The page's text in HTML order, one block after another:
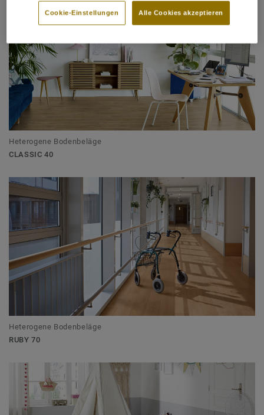
Heterogene Bodenbeläge
CLASSIC 40
Heterogene Bodenbeläge
RUBY 70
Alle Cookies akzeptieren
Cookie-Einstellungen